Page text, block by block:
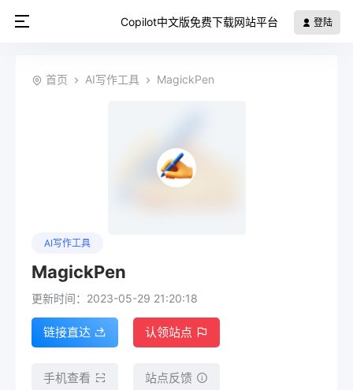
Copilot中文版免费下载网站平台 登陆
首页 AI写作工具 MagickPen
AI写作工具
MagickPen
更新时间：2023-05-29 21:20:18
链接直达 认领站点
手机查看 站点反馈